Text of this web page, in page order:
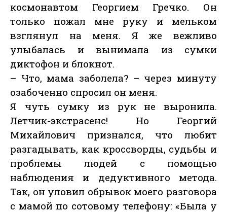
космонавтом Георгием Гречко. Он
только пожал мне руку и мельком
взглянул на меня. Я же вежливо
улыбалась и вынимала из сумки
диктофон и блокнот.
– Что, мама заболела? – через минуту
озабоченно спросил он меня.
Я чуть сумку из рук не выронила.
Летчик-экстрасенс! Но Георгий
Михайлович признался, что любит
разгадывать, как кроссворды, судьбы и
проблемы людей с помощью
наблюдения и дедуктивного метода.
Так, он уловил обрывок моего разговора
с мамой по сотовому телефону: «Была у